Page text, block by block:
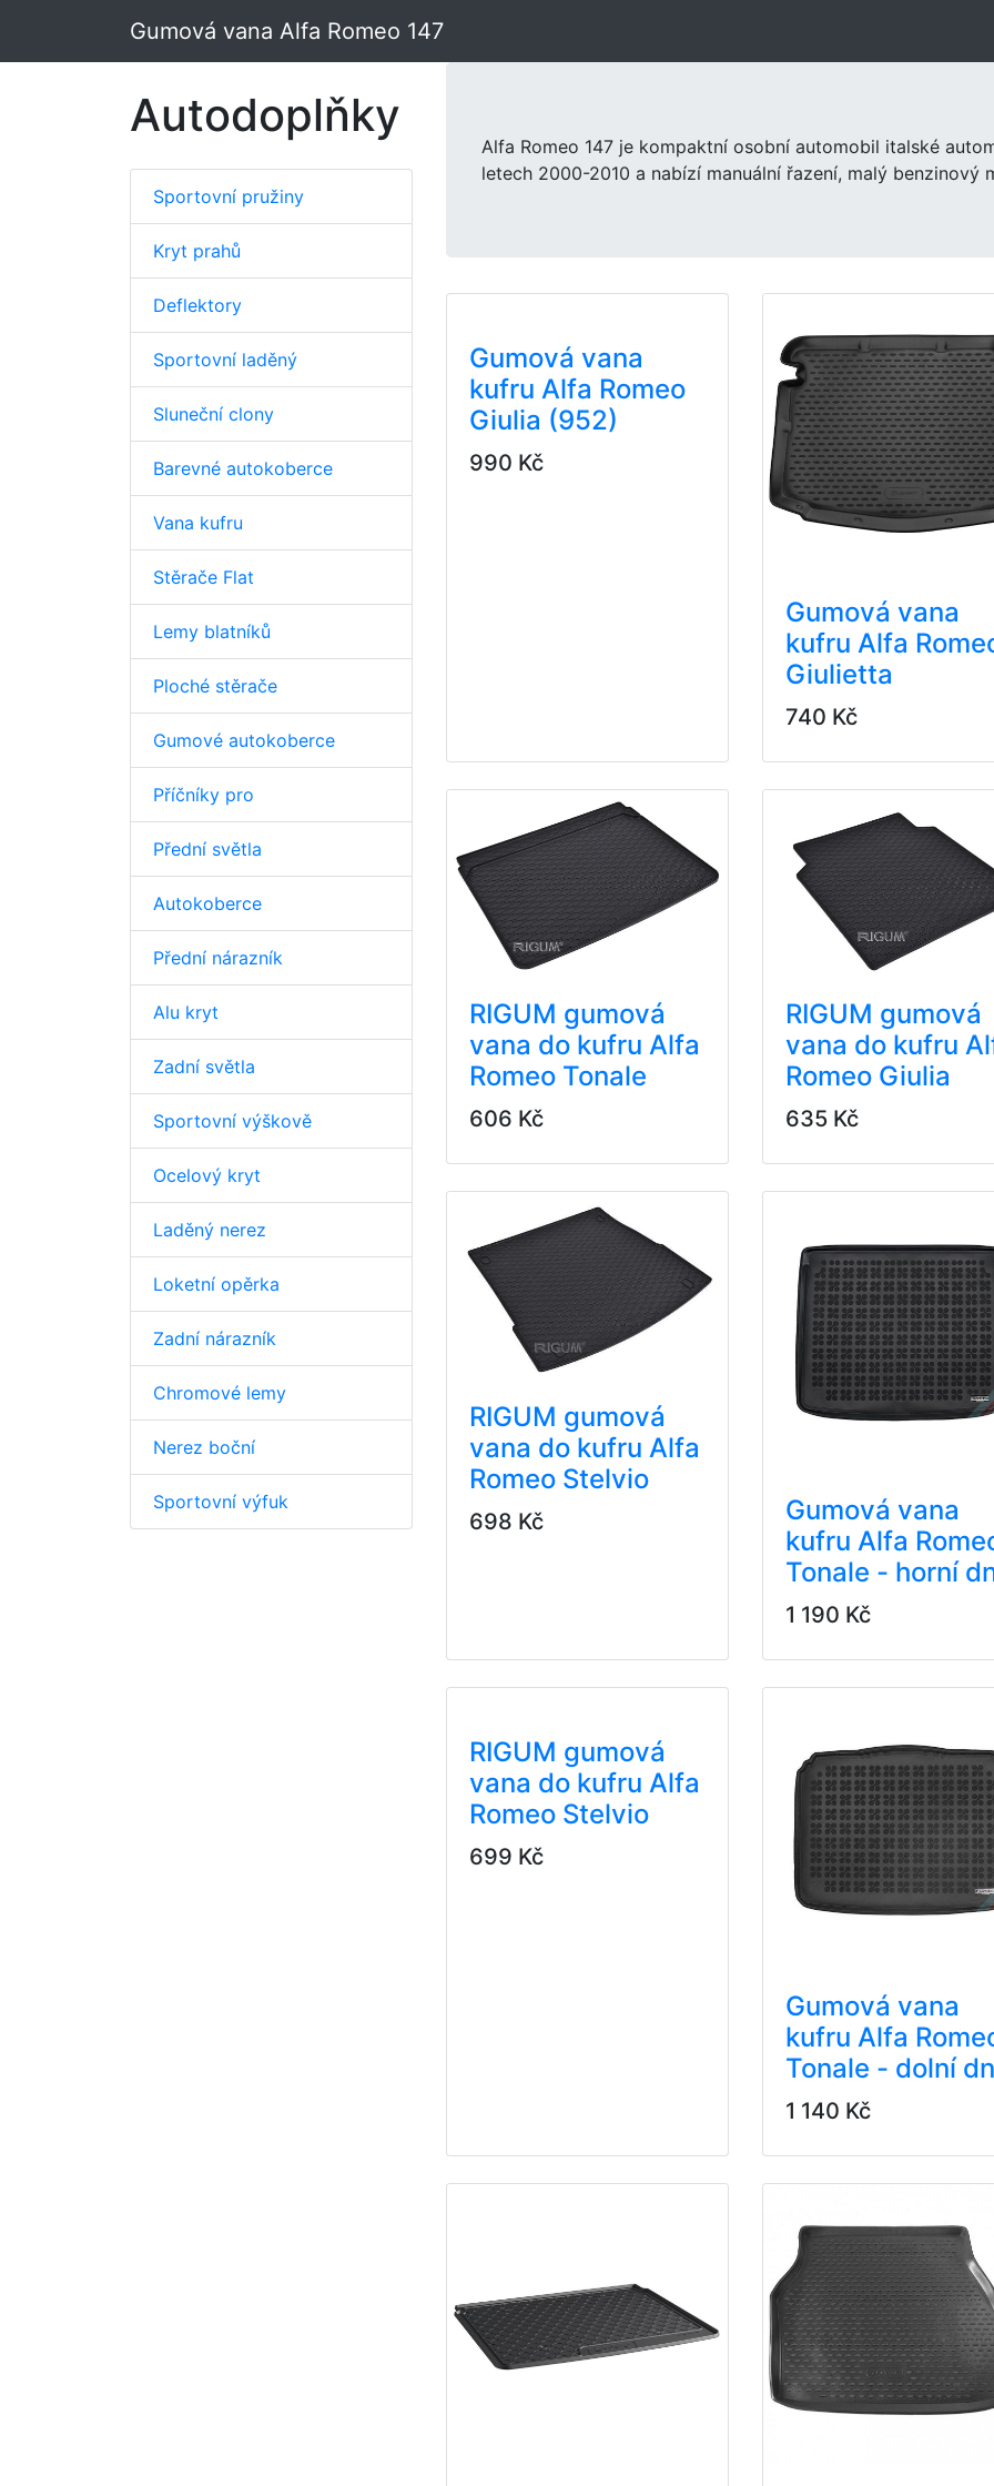
Gumová vana Alfa Romeo 147
Autodoplňky
Sportovní pružiny
Kryt prahů
Deflektory
Sportovní laděný
Sluneční clony
Barevné autokoberce
Vana kufru
Stěrače Flat
Lemy blatníků
Ploché stěrače
Gumové autokoberce
Příčníky pro
Přední světla
Autokoberce
Přední nárazník
Alu kryt
Zadní světla
Sportovní výškově
Ocelový kryt
Laděný nerez
Loketní opěrka
Zadní nárazník
Chromové lemy
Nerez boční
Sportovní výfuk
Alfa Romeo 147 je kompaktní osobní automobil italské
letech 2000-2010 a nabízí manuální řazení, malý benzinový
Gumová vana
kufru Alfa Romeo
Giulia (952)
990 Kč
Gumová vana
kufru Alfa
Giulietta
740 Kč
RIGUM gumová
vana do kufru Alfa
Romeo Tonale
606 Kč
RIGUM gumová
vana do kufru
Romeo Giulia
635 Kč
RIGUM gumová
vana do kufru Alfa
Romeo Stelvio
698 Kč
Gumová vana
kufru Alfa
Tonale - horní
1 190 Kč
RIGUM gumová
vana do kufru Alfa
Romeo Stelvio
699 Kč
Gumová vana
kufru Alfa
Tonale - dolní
1 140 Kč